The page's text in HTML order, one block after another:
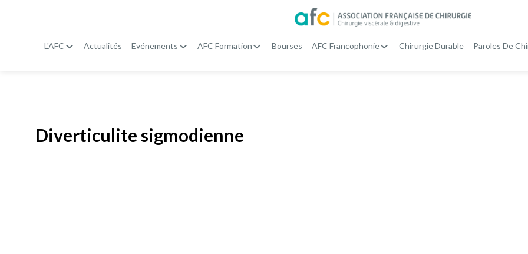
L'AFC Actualités Evénements AFC Formation Bourses AFC Francophonie Chirurgie Durable Paroles De
Diverticulite sigmodienne